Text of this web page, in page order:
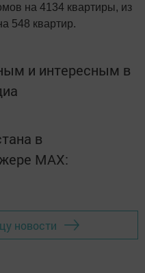
на 4134 квартиры, из
548 квартир.
и интересным в
в
MАХ:
новости